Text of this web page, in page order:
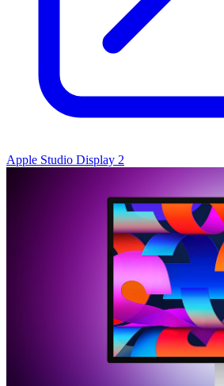
Apple Studio Display 2